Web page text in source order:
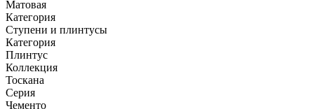
Матовая
Категория
Ступени и плинтусы
Категория
Плинтус
Коллекция
Тоскана
Серия
Чементо